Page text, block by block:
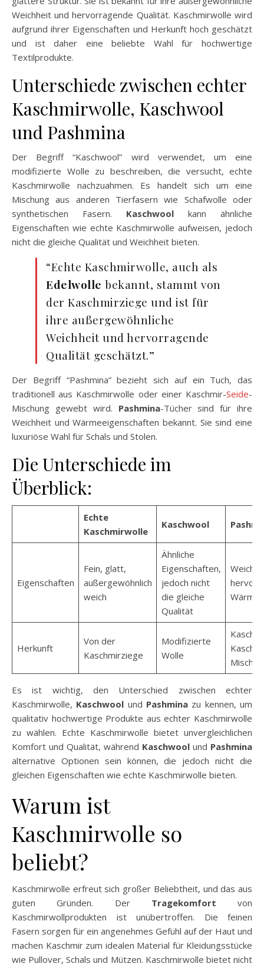
Weichheit und hervorragende Qualität. Kaschmirwolle wird
aufgrund ihrer Eigenschaften und Herkunft hoch geschätzt
und ist daher eine beliebte Wahl für hochwertige
Textilprodukte.
Unterschiede zwischen echter
Kaschmirwolle, Kaschwool
und Pashmina
Der Begriff “Kaschwool” wird verwendet, um eine
modifizierte Wolle zu beschreiben, die versucht, echte
Kaschmirwolle nachzuahmen. Es handelt sich um eine
Mischung aus anderen Tierfasern wie Schafwolle oder
synthetischen Fasern. Kaschwool kann ähnliche
Eigenschaften wie echte Kaschmirwolle aufweisen, jedoch
nicht die gleiche Qualität und Weichheit bieten.
“Echte Kaschmirwolle, auch als
Edelwolle bekannt, stammt von
der Kaschmirziege und ist für
ihre außergewöhnliche
Weichheit und hervorragende
Qualität geschätzt.”
Der Begriff “Pashmina” bezieht sich auf ein Tuch, das
traditionell aus Kaschmirwolle oder einer Kaschmir-Seide-
Mischung gewebt wird. Pashmina-Tücher sind für ihre
Weichheit und Wärmeeigenschaften bekannt. Sie sind eine
luxuriöse Wahl für Schals und Stolen.
Die Unterschiede im
Überblick:
Echte
Kaschmirwolle
Kaschwool
Eigenschaften
Fein, glatt,
außergewöhnlich
weich
Ähnliche
Eigenschaften,
jedoch nicht
die gleiche
Qualität
Weich,
Herkunft
Von der
Kaschmirziege
Modifizierte
Wolle
Es ist wichtig, den Unterschied zwischen echter
Kaschmirwolle, Kaschwool und Pashmina zu kennen, um
qualitativ hochwertige Produkte aus echter Kaschmirwolle
zu wählen. Echte Kaschmirwolle bietet unvergleichlichen
Komfort und Qualität, während Kaschwool und Pashmina
alternative Optionen sein können, die jedoch nicht die
gleichen Eigenschaften wie echte Kaschmirwolle bieten.
Warum ist
Kaschmirwolle so
beliebt?
Kaschmirwolle erfreut sich großer Beliebtheit, und das aus
guten Gründen. Der Tragekomfort von
Kaschmirwollprodukten ist unübertroffen. Die feinen
Fasern sorgen für ein angenehmes Gefühl auf der Haut und
machen Kaschmir zum idealen Material für Kleidungsstücke
wie Pullover, Schals und Mützen. Kaschmirwolle bietet nicht